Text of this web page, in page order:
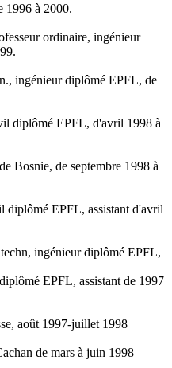
1996 à 2000.
ordinaire, ingénieur
ingénieur diplômé EPFL, de
diplômé EPFL, d'avril 1998 à
Bosnie, de septembre 1998 à
EPFL, assistant d'avril
techn, ingénieur diplômé EPFL,
EPFL, assistant de 1997
août 1997-juillet 1998
de mars à juin 1998